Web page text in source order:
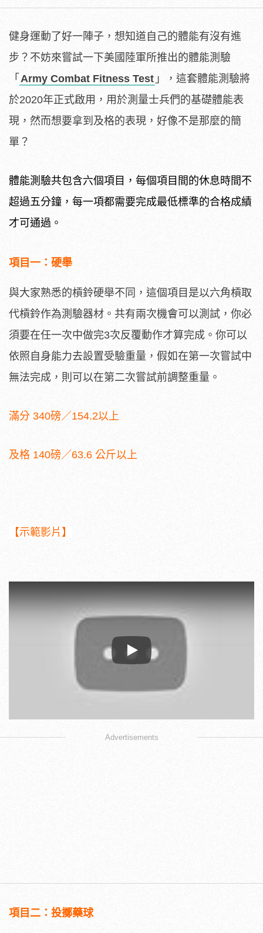
健身運動了好一陣子，想知道自己的體能有沒有進
步？不妨來嘗試一下美國陸軍所推出的體能測驗
「 Army Combat Fitness Test 」，這套體能測驗將
於2020年正式啟用，用於測量士兵們的基礎體能表
現，然而想要拿到及格的表現，好像不是那麼的簡
單？
體能測驗共包含六個項目，每個項目間的休息時間不
超過五分鐘，每一項都需要完成最低標準的合格成績
才可通過。
項目一：硬舉
與大家熟悉的槓鈴硬舉不同，這個項目是以六角槓取
代槓鈴作為測驗器材。共有兩次機會可以測試，你必
須要在任一次中做完3次反覆動作才算完成。你可以
依照自身能力去設置受驗重量，假如在第一次嘗試中
無法完成，則可以在第二次嘗試前調整重量。
滿分 340磅／154.2以上
及格 140磅／63.6 公斤以上
【示範影片】
Play
Advertisements
項目二：投擲藥球